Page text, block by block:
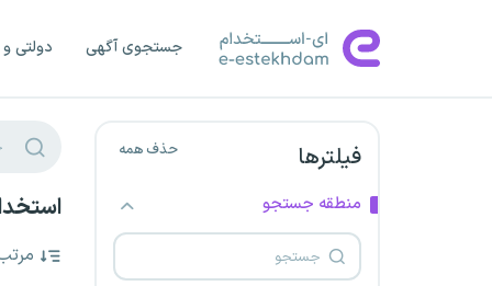
جستجوی آگهی دولتی
فیلترها حذف همه
منطقه جستجو